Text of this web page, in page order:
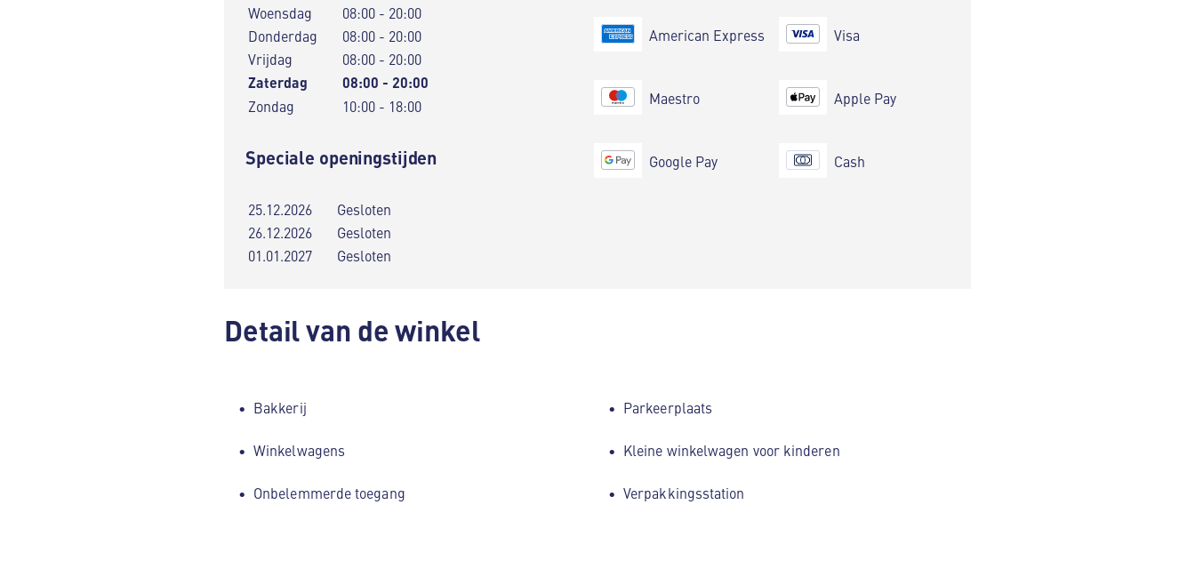
Woensdag
08:00 - 20:00
Donderdag
08:00 - 20:00
Vrijdag
08:00 - 20:00
Zaterdag 08:00 - 20:00
Zondag 10:00 - 18:00
Speciale openingstijden
25.12.2026
Gesloten
26.12.2026
Gesloten
01.01.2027
Gesloten
American Express
Maestro
Google Pay
Visa
Apple Pay
Cash
Detail van de winkel
Bakkerij Parkeerplaats
Winkelwagens Kleine winkelwagen voor kinderen
Onbelemmerde toegang Verpakkingsstation